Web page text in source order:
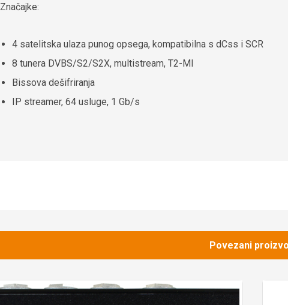
Značajke:
4 satelitska ulaza punog opsega, kompatibilna s dCss i SCR
8 tunera DVBS/S2/S2X, multistream, T2-MI
Bissova dešifriranja
IP streamer, 64 usluge, 1 Gb/s
Povezani